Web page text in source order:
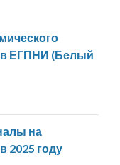
в ЕГПНИ (Белый
на
2025 году